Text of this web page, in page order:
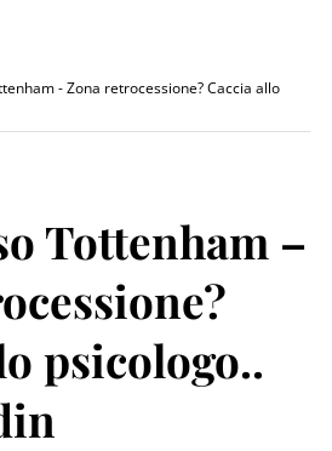
- Zona retrocessione? Caccia allo
Tottenham –
psicologo..